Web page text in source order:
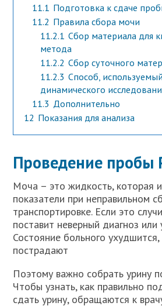
11.1 Подготовка к сдаче
11.2 Правила сбора мочи
11.2.1 Сбор материала для
метода
11.2.2 Сбор суточного
11.2.3 Способ,
динамического
11.3 Дополнительно
12 Показания для анализа
Проведение пробы
Моча – это жидкость, которая
показатели при неправильном
транспортировке. Если это
поставит неверный диагноз или
Состояние больного
пострадают
Поэтому важно собрать урину
Чтобы узнать, как правильно
сдать урину, обращаются к